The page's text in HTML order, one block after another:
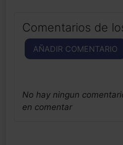
Comentarios de
AÑADIR COMENTARIO
No hay ningun
en comentar